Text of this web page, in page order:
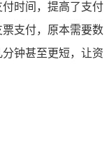
时间，提高了支付
支付，原本需要数
钟甚至更短，让资